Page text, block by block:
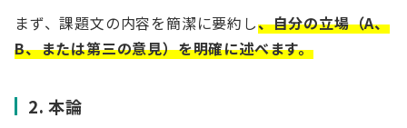
まず、課題文の内容を簡潔に要約し、自分の立場（A、
B、または第三の意見）を明確に述べます。
2. 本論